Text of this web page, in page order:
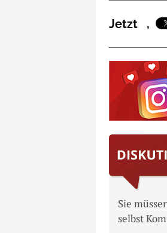
Jetzt ,
Sie
selbst